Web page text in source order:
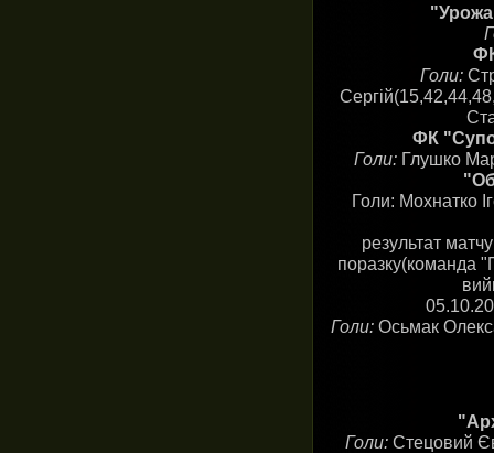
Голи:
ФК
Голи: Глушко
Голи: Мохнатко
результат
поразку(команда
Голи: Осьмак
Голи: Стецовий